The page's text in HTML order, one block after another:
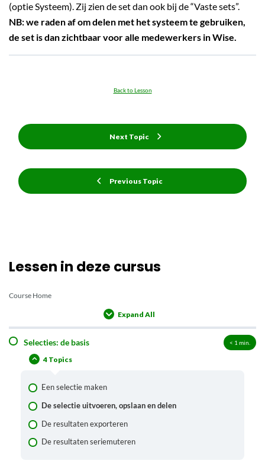
(optie Systeem). Zij zien de set dan ook bij de “Vaste sets”.
NB: we raden af om delen met het systeem te gebruiken,
de set is dan zichtbaar voor alle medewerkers in Wise.
Previous Topic
Back to Lesson
Next Topic
Lessen in deze cursus
Course Home
Expand All
Selecties: de basis < 1 min.
4 Topics
Een selectie maken
De selectie uitvoeren, opslaan en delen
De resultaten exporteren
De resultaten seriemuteren